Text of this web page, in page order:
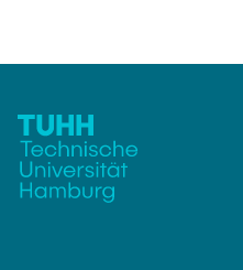
Technisch Mitarbeitende
Bauer, Irene